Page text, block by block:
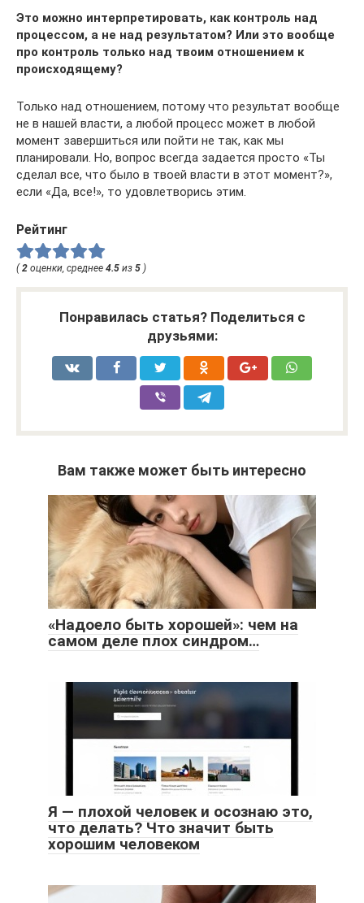
Это можно интерпретировать, как контроль над
процессом, а не над результатом? Или это вообще
про контроль только над твоим отношением к
происходящему?
Только над отношением, потому что результат вообще
не в нашей власти, а любой процесс может в любой
момент завершиться или пойти не так, как мы
планировали. Но, вопрос всегда задается просто «Ты
сделал все, что было в твоей власти в этот момент?»,
если «Да, все!», то удовлетворись этим.
Рейтинг
(2 оценки, среднее 4.5 из 5 )
Понравилась статья? Поделиться с
друзьями:
Вам также может быть интересно
«Надоело быть хорошей»: чем на
самом деле плох синдром…
Я — плохой человек и осознаю это,
что делать? Что значит быть
хорошим человеком